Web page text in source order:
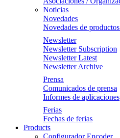
Noticias
Novedades
Novedades de
Newsletter
Newsletter Subscription
Newsletter Latest
Newsletter Archive
Prensa
Comunicados de prensa
Informes de aplicaciones
Ferias
Fechas de ferias
Products
Configurador Encoder